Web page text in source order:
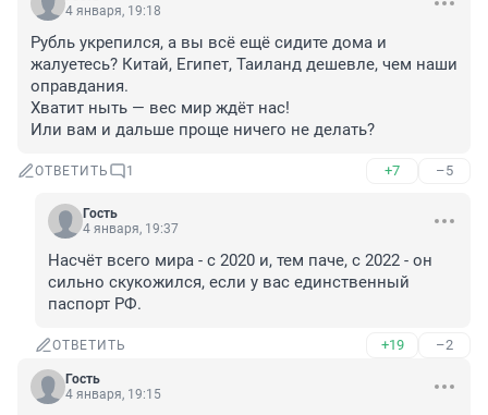
4 января, 19:18
Рубль укрепился, а вы всё ещё сидите дома и
жалуетесь? Китай, Египет, Таиланд дешевле, чем наши
оправдания.
Хватит ныть — вес мир ждёт нас!
Или вам и дальше проще ничего не делать?
ОТВЕТИТЬ 1 +7 –5
Гость
4 января, 19:37
Насчёт всего мира - с 2020 и, тем паче, с 2022 - он
сильно скукожился, если у вас единственный
паспорт РФ.
ОТВЕТИТЬ +19 –2
Гость
4 января, 19:15